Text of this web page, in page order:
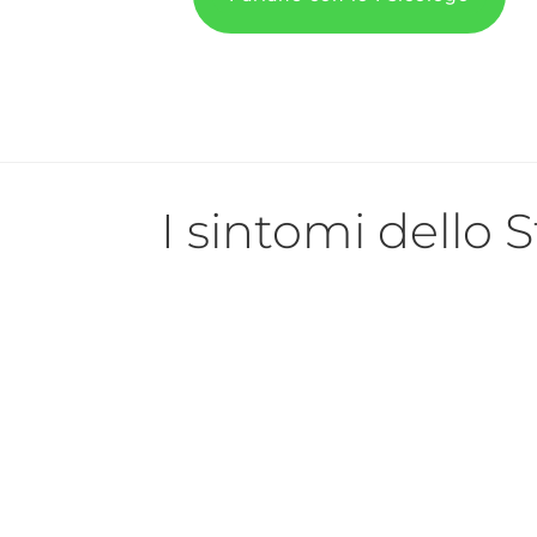
I sintomi dello